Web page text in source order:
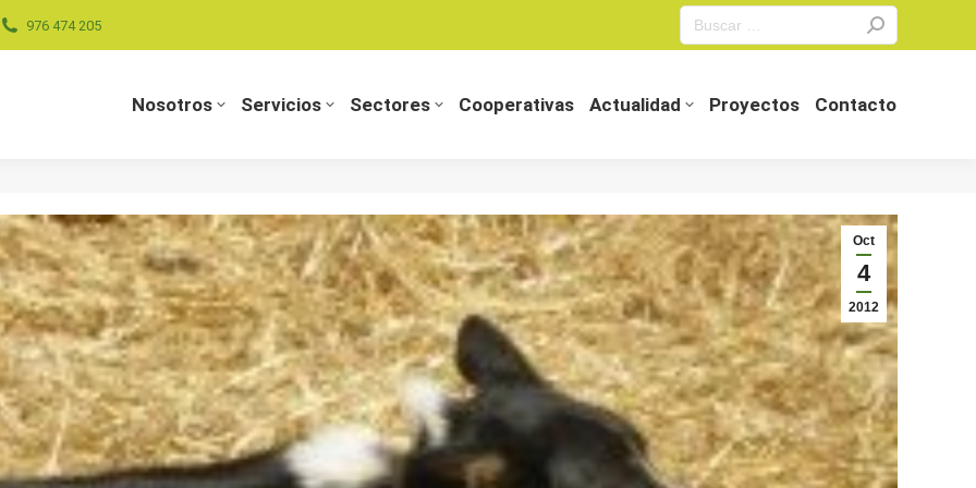
976 474 205
Search:
Nosotros Servicios Sectores Cooperativas Actualidad Proyectos Contacto
Oct
4
2012
Actualidad Proyectos Contacto